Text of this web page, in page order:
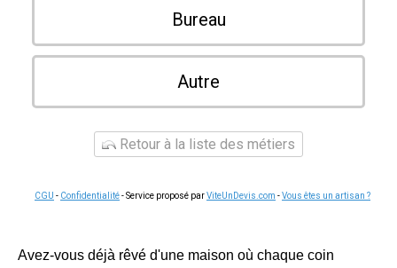
Bureau
Autre
Retour à la liste des métiers
CGU - Confidentialité- Service proposé parViteUnDevis.com -Vous êtes un artisan ?
Avez-vous déjà rêvé d'une maison où chaque coin